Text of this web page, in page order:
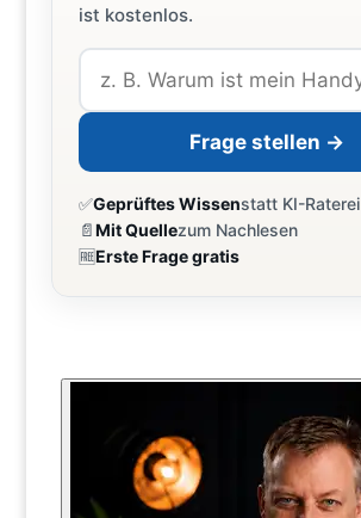
ist kostenlos.
Frage stellen →
✅Geprüftes Wissenstatt KI-Raterei
📄Mit Quellezum Nachlesen
🆓Erste Frage gratis